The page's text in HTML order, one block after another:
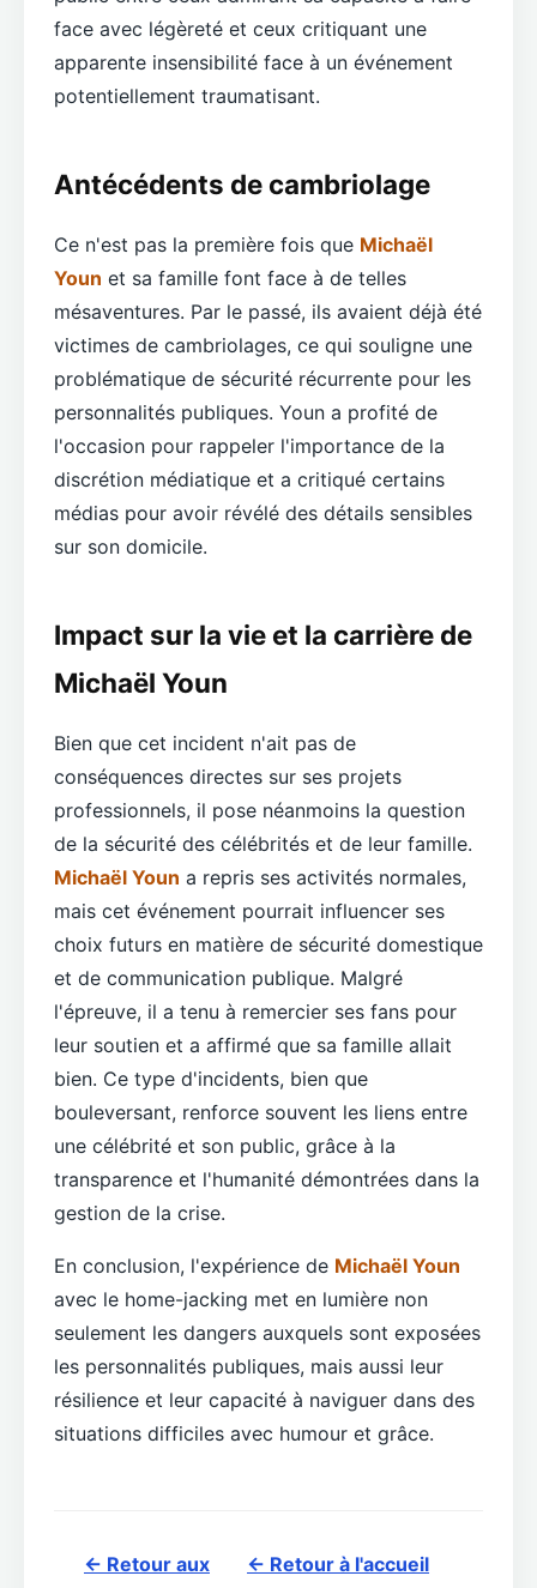
face avec légèreté et ceux critiquant une
apparente insensibilité face à un événement
potentiellement traumatisant.
Antécédents de cambriolage
Ce n'est pas la première fois que Michaël
Youn et sa famille font face à de telles
mésaventures. Par le passé, ils avaient déjà été
victimes de cambriolages, ce qui souligne une
problématique de sécurité récurrente pour les
personnalités publiques. Youn a profité de
l'occasion pour rappeler l'importance de la
discrétion médiatique et a critiqué certains
médias pour avoir révélé des détails sensibles
sur son domicile.
Impact sur la vie et la carrière de
Michaël Youn
Bien que cet incident n'ait pas de
conséquences directes sur ses projets
professionnels, il pose néanmoins la question
de la sécurité des célébrités et de leur famille.
Michaël Youn a repris ses activités normales,
mais cet événement pourrait influencer ses
choix futurs en matière de sécurité domestique
et de communication publique. Malgré
l'épreuve, il a tenu à remercier ses fans pour
leur soutien et a affirmé que sa famille allait
bien. Ce type d'incidents, bien que
bouleversant, renforce souvent les liens entre
une célébrité et son public, grâce à la
transparence et l'humanité démontrées dans la
gestion de la crise.
En conclusion, l'expérience de Michaël Youn
avec le home-jacking met en lumière non
seulement les dangers auxquels sont exposées
les personnalités publiques, mais aussi leur
résilience et leur capacité à naviguer dans des
situations difficiles avec humour et grâce.
← Retour aux
← Retour à l'accueil